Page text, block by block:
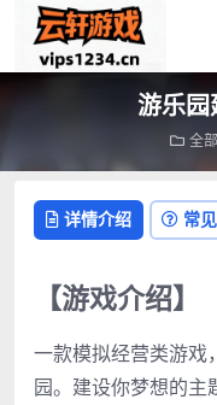
游乐
全
详情介绍 常
【游戏介绍】
一款模拟经营类游戏
园。建设你梦想的主